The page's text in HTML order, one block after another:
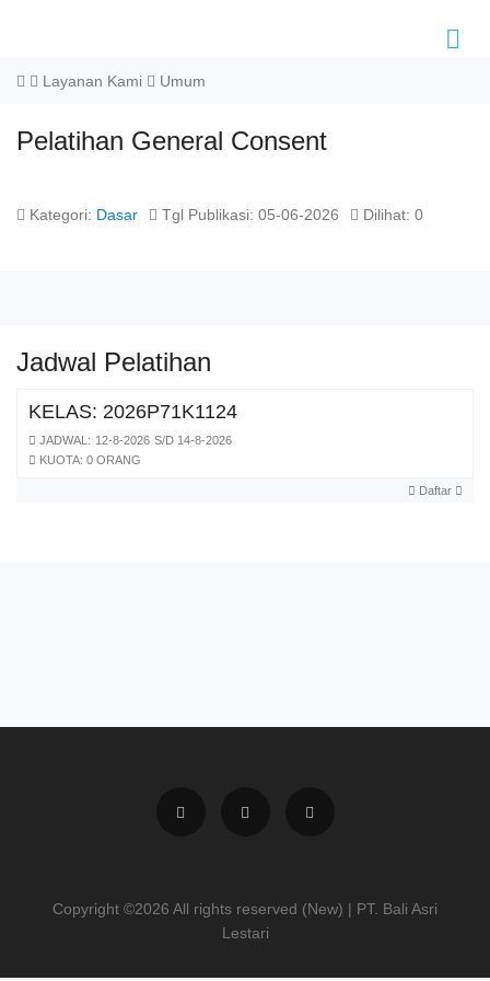
Layanan Kami Umum
Pelatihan General Consent
Kategori: Dasar Tgl Publikasi: 05-06-2026 Dilihat: 0
Jadwal Pelatihan
KELAS: 2026P71K1124
JADWAL: 12-8-2026 S/D 14-8-2026
KUOTA: 0 ORANG
Daftar
Copyright ©2026 All rights reserved (New) | PT. Bali Asri
Lestari